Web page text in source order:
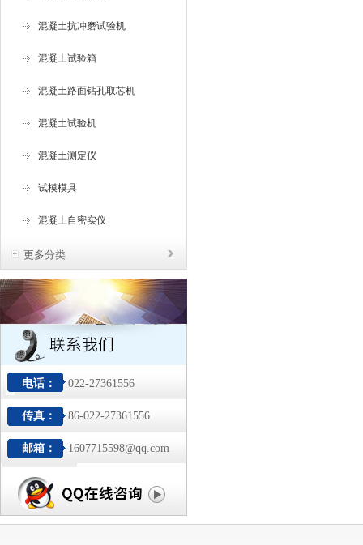
混凝土抗冲磨试验机
混凝土试验箱
混凝土路面钻孔取芯机
混凝土试验机
混凝土测定仪
试模模具
混凝土自密实仪
更多分类
电话： 022-27361556
传真： 86-022-27361556
邮箱： 1607715598@qq.com